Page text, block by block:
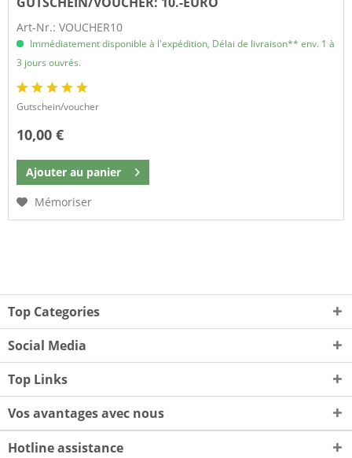
Art-Nr.: VOUCHER10
Immédiatement disponible à l'expédition, Délai de livraison** env. 1 à
3 jours ouvrés.
Gutschein/voucher
10,00 €
Ajouter au panier
Mémoriser
Top Categories
Social Media
Top Links
Vos avantages avec nous
Hotline assistance